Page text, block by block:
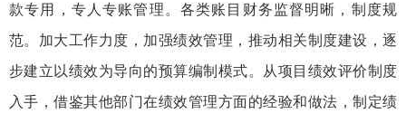
款专用，专人专账管理。各类账目财务监督明晰，制度规
范。加大工作力度，加强绩效管理，推动相关制度建设，逐
步建立以绩效为导向的预算编制模式。从项目绩效评价制度
入手，借鉴其他部门在绩效管理方面的经验和做法，制定绩